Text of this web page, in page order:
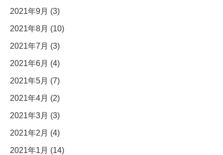
2021年9月 (3)
2021年8月 (10)
2021年7月 (3)
2021年6月 (4)
2021年5月 (7)
2021年4月 (2)
2021年3月 (3)
2021年2月 (4)
2021年1月 (14)